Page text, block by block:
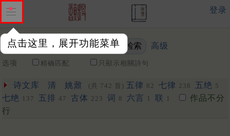
点击这里，展开功能菜单
登录
关键词 高级
选项 精确匹配 只顯示相關詩句
诗文库 清 姚鼐 (共 742 首) 五律 82 七律 238 五绝 5
七绝 137 五排 47 古体 223 词 8 六言 1 联 1
作品不分
行